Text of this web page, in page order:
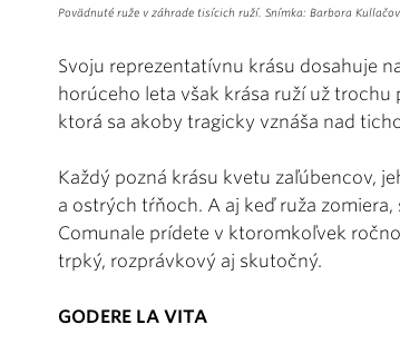
Povädnuté ruže v záhrade tisícich ruží. Snímka: Barbora
Svoju reprezentatívnu krásu dosahuje
horúceho leta však krása ruží už
ktorá sa akoby tragicky vznáša nad
Každý pozná krásu kvetu zaľúbencov,
a ostrých tŕňoch. A aj keď ruža
Comunale prídete v ktoromkoľvek
trpký, rozprávkový aj skutočný.
GODERE LA VITA